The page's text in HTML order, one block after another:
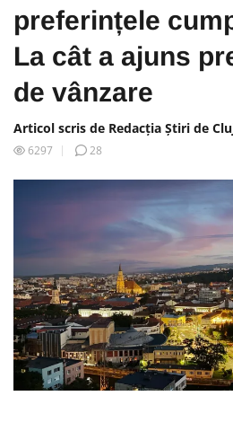
preferințele
La cât a ajuns
de vânzare
Articol scris de Redacția Știri de
6297
28